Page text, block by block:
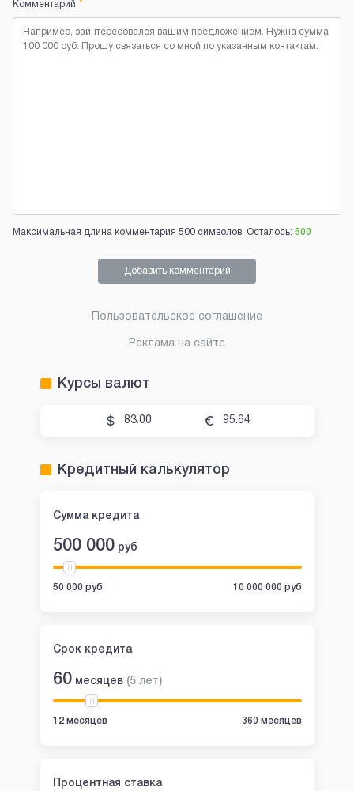
Комментарий *
Максимальная длина комментария 500 символов. Осталось: 500
Добавить комментарий
Пользовательское соглашение
Реклама на сайте
Курсы валют
83.00 95.64
Кредитный калькулятор
Сумма кредита
500 000 руб
50 000 руб 10 000 000 руб
Срок кредита
60 месяцев (5 лет)
12 месяцев 360 месяцев
Процентная ставка